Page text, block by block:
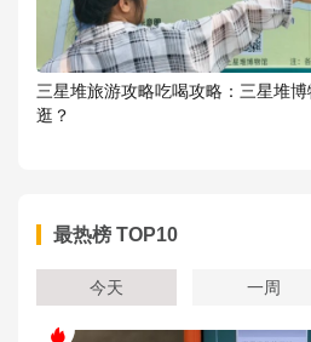
三星堆旅游攻略吃喝攻略：三星堆
逛？
最热榜 TOP10
今天 一周